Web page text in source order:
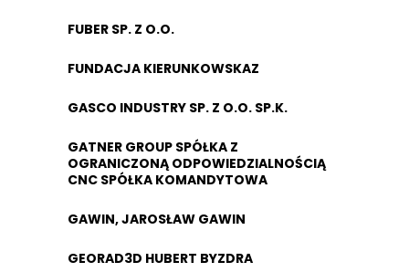
FUBER SP. Z O.O.
FUNDACJA KIERUNKOWSKAZ
GASCO INDUSTRY SP. Z O.O. SP.K.
GATNER GROUP SPÓŁKA Z
OGRANICZONĄ ODPOWIEDZIALNOŚCIĄ
CNC SPÓŁKA KOMANDYTOWA
GAWIN, JAROSŁAW GAWIN
GEORAD3D HUBERT BYZDRA